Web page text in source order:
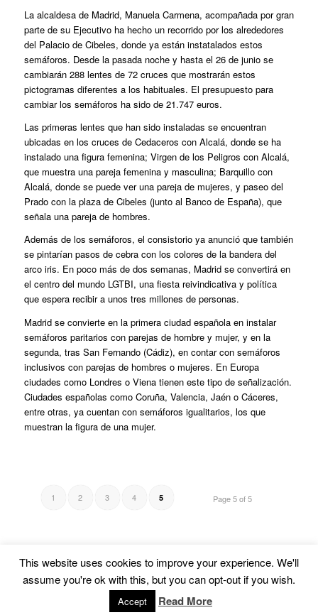
La alcaldesa de Madrid, Manuela Carmena, acompañada por gran
parte de su Ejecutivo ha hecho un recorrido por los alrededores
del Palacio de Cibeles, donde ya están instatalados estos
semáforos. Desde la pasada noche y hasta el 26 de junio se
cambiarán 288 lentes de 72 cruces que mostrarán estos
pictogramas diferentes a los habituales. El presupuesto para
cambiar los semáforos ha sido de 21.747 euros.
Las primeras lentes que han sido instaladas se encuentran
ubicadas en los cruces de Cedaceros con Alcalá, donde se ha
instalado una figura femenina; Virgen de los Peligros con Alcalá,
que muestra una pareja femenina y masculina; Barquillo con
Alcalá, donde se puede ver una pareja de mujeres, y paseo del
Prado con la plaza de Cibeles (junto al Banco de España), que
señala una pareja de hombres.
Además de los semáforos, el consistorio ya anunció que también
se pintarían pasos de cebra con los colores de la bandera del
arco iris. En poco más de dos semanas, Madrid se convertirá en
el centro del mundo LGTBI, una fiesta reivindicativa y política
que espera recibir a unos tres millones de personas.
Madrid se convierte en la primera ciudad española en instalar
semáforos paritarios con parejas de hombre y mujer, y en la
segunda, tras San Fernando (Cádiz), en contar con semáforos
inclusivos con parejas de hombres o mujeres. En Europa
ciudades como Londres o Viena tienen este tipo de señalización.
Ciudades españolas como Coruña, Valencia, Jaén o Cáceres,
entre otras, ya cuentan con semáforos igualitarios, los que
muestran la figura de una mujer.
Page 5 of 5
1 2 3 4 5
© Copyright -Euskal Herriko Gay-Les Askapen Mugimendua- powered by
This website uses cookies to improve your experience. We'll
assume you're ok with this, but you can opt-out if you wish.
Accept Read More